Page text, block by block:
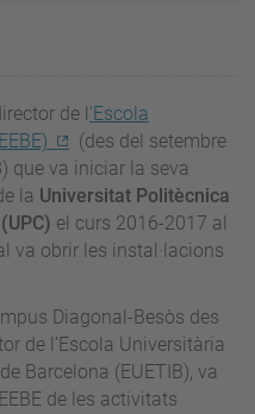
de l ’Escola
(des del setembre
que va iniciar la seva
la Universitat Politècnica
el curs 2016-2017 al
va obrir les instal·lacions
Diagonal-Besòs des
de l’Escola Universitària
Barcelona (EUETIB), va
de les activitats